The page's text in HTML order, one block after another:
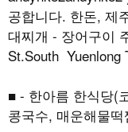
공합니다. 한돈, 제
대찌개 - 장어구이
St.South Yuenlong
■ - 한아름 한식당(
콩국수, 매운해물떡